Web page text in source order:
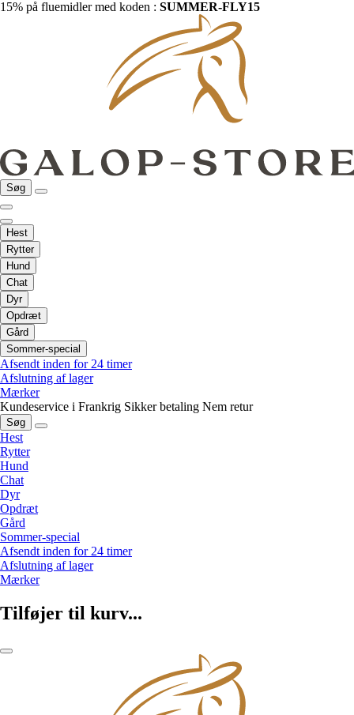
15% på fluemidler med koden : SUMMER-FLY15
Søg
Hest
Rytter
Hund
Chat
Dyr
Opdræt
Gård
Sommer-special
Afsendt inden for 24 timer
Afslutning af lager
Mærker
Kundeservice i Frankrig Sikker betaling Nem retur
Søg
Hest
Rytter
Hund
Chat
Dyr
Opdræt
Gård
Sommer-special
Afsendt inden for 24 timer
Afslutning af lager
Mærker
Tilføjer til kurv...